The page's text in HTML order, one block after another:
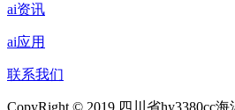
ai资讯
ai应用
联系我们
CopyRight © 2019 四川省hy3380cc